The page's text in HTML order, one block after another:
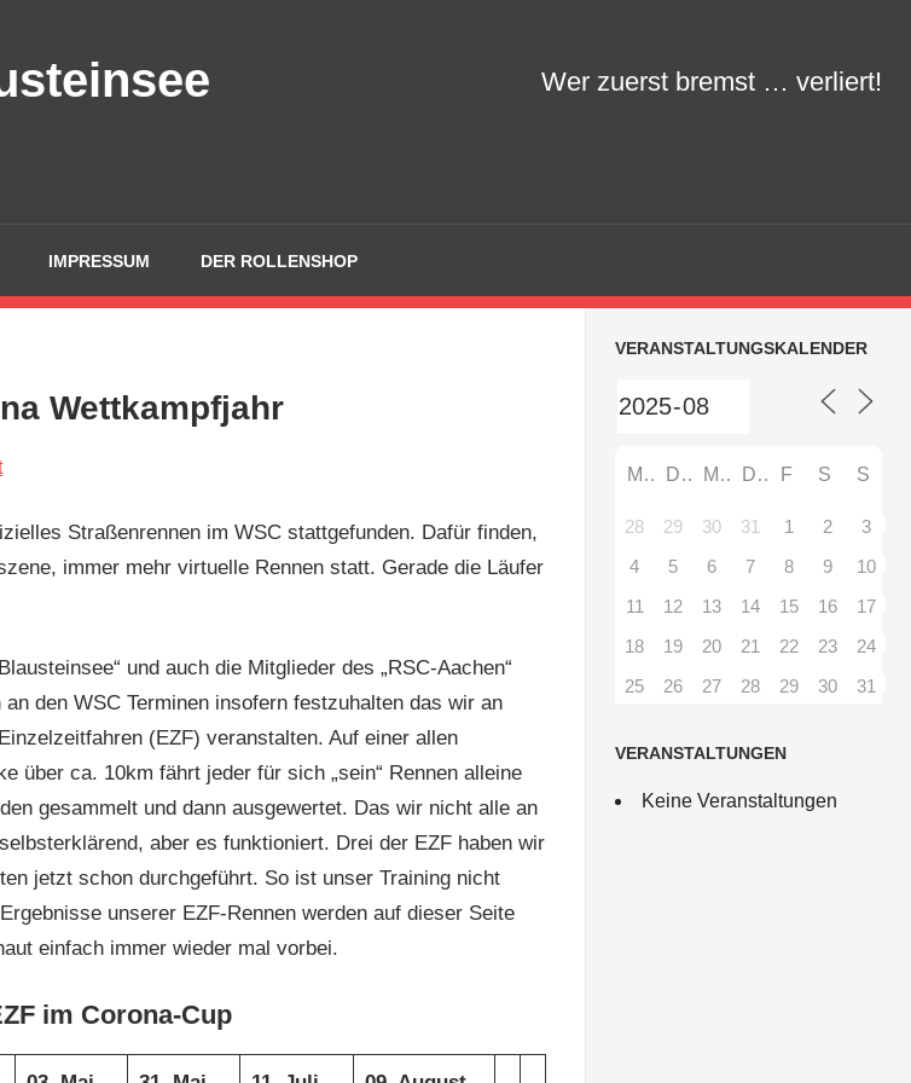
Wer zuerst bremst … verliert!
IMPRESSUM DER ROLLENSHOP
Wettkampfjahr
Straßenrennen im WSC stattgefunden. Dafür finden,
immer mehr virtuelle Rennen statt. Gerade die Läufer
und auch die Mitglieder des „RSC-Aachen“
den WSC Terminen insofern festzuhalten das wir an
(EZF) veranstalten. Auf einer allen
über ca. 10km fährt jeder für sich „sein“ Rennen alleine
gesammelt und dann ausgewertet. Das wir nicht alle an
aber es funktioniert. Drei der EZF haben wir
jetzt schon durchgeführt. So ist unser Training nicht
unserer EZF-Rennen werden auf dieser Seite
einfach immer wieder mal vorbei.
im Corona-Cup
VERANSTALTUNGSKALENDER
M D M D F S S
28 29 30 31 1 2
3
4
5 6 7 8 9
10
11
12 13 14 15 16
17
18
19 20 21 22 23
24
25
26 27 28 29 30 31
VERANSTALTUNGEN
Keine Veranstaltungen